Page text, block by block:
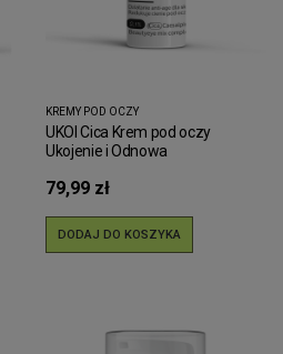
KREMY POD OCZY
UKOI Cica Krem pod oczy
Ukojenie i Odnowa
79,99 zł
DODAJ DO KOSZYKA